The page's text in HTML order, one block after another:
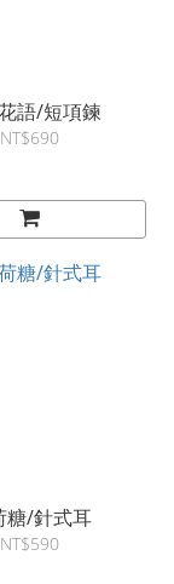
語/短項鍊
NT$690
糖/針式耳
NT$590